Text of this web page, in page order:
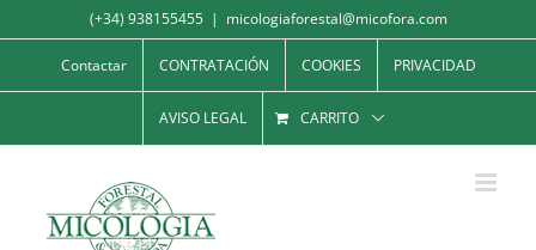
al
contenido
(+34) 938155455 | micologiaforestal@micofora.com
Contactar CONTRATACIÓN COOKIES PRIVACIDAD
AVISO LEGAL CARRITO